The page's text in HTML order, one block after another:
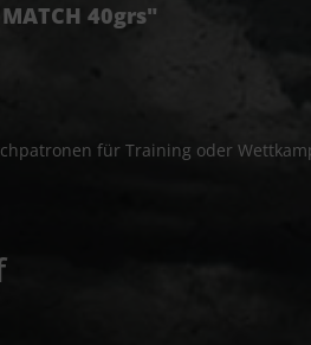
40grs"
für Training oder